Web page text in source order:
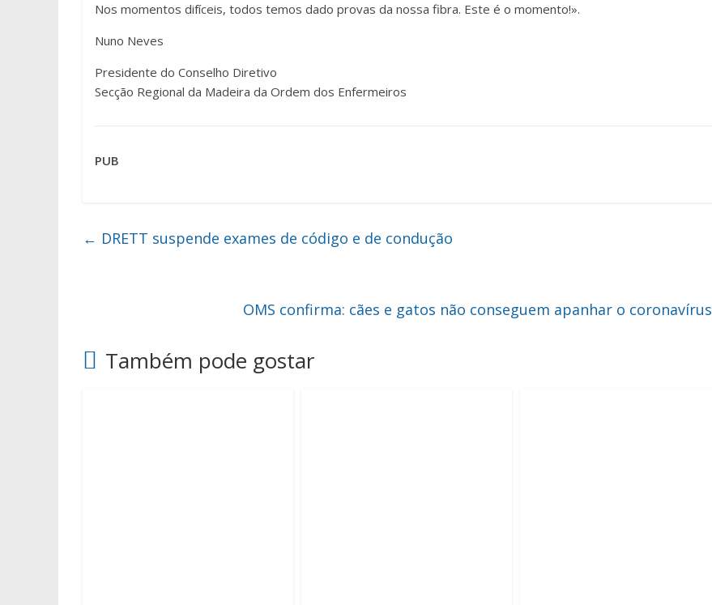
Nos momentos difíceis, todos temos dado provas da nossa fibra. Este é o momento!».
Nuno Neves
Presidente do Conselho Diretivo
Secção Regional da Madeira da Ordem dos Enfermeiros
PUB
← DRETT suspende exames de código e de condução
OMS confirma: cães e gatos não conseguem apanhar o coronavírus
Também pode gostar